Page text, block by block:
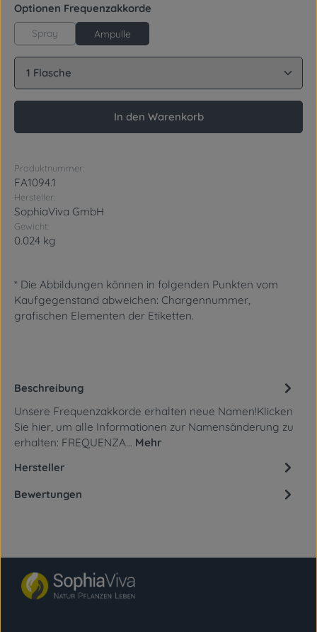
Optionen Frequenzakkorde
Spray Ampulle
Produkt Anzahl: Gib den gewünschten Wert ein
In den Warenkorb
Produktnummer:
FA1094.1
Hersteller:
SophiaViva GmbH
Gewicht:
0.024 kg
* Die Abbildungen können in folgenden Punkten vom
Kaufgegenstand abweichen: Chargennummer,
grafischen Elementen der Etiketten.
Beschreibung
Unsere Frequenzakkorde erhalten neue Namen!Klicken
Sie hier, um alle Informationen zur Namensänderung zu
erhalten: FREQUENZA… Mehr
Hersteller
Bewertungen